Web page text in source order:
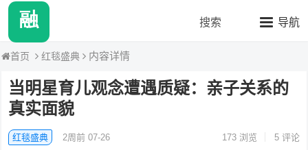
导航
搜索
首页 红毯盛典 内容详情
当明星育儿观念遭遇质疑：亲子关系的
真实面貌
红毯盛典 2周前 07-26 173浏览 5 评论